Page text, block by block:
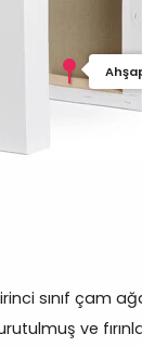
sınıf çam
ve